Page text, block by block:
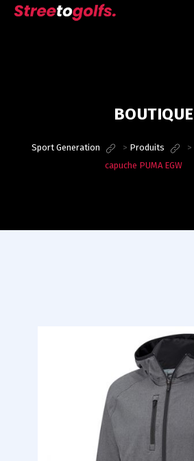
BOUTIQUE
Sport Generation > Produits >
capuche PUMA EGW